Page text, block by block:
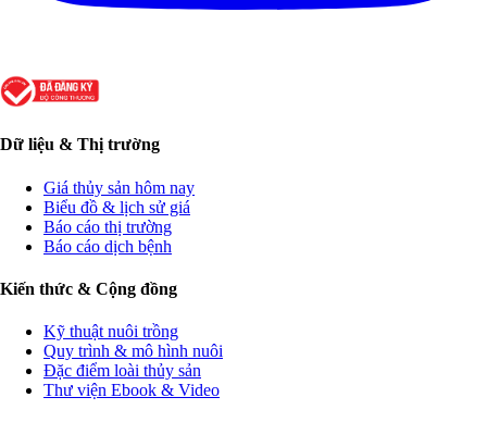
Dữ liệu & Thị trường
Giá thủy sản hôm nay
Biểu đồ & lịch sử giá
Báo cáo thị trường
Báo cáo dịch bệnh
Kiến thức & Cộng đồng
Kỹ thuật nuôi trồng
Quy trình & mô hình nuôi
Đặc điểm loài thủy sản
Thư viện Ebook & Video